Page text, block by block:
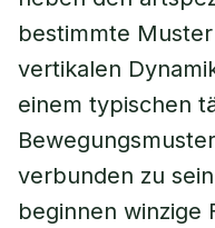
bestimmte
vertikalen
einem typischen
verbunden zu
beginnen winzige